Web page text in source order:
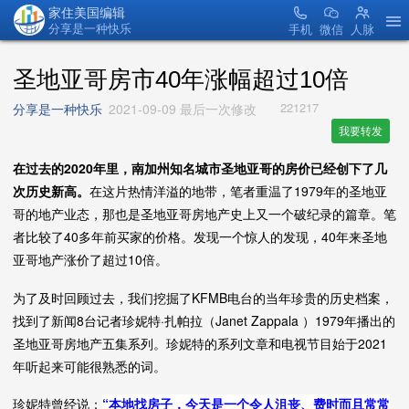
家住美国编辑
分享是一种快乐 手机 微信 人脉
圣地亚哥房市40年涨幅超过10倍
分享是一种快乐 2021-09-09 最后一次修改 221217
我要转发
在过去的2020年里，南加州知名城市圣地亚哥的房价已经创下了几
次历史新高。 在这片热情洋溢的地带，笔者重温了1979年的圣地亚
哥的地产业态，那也是圣地亚哥房地产史上又一个破纪录的篇章。笔
者比较了40多年前买家的价格。发现一个惊人的发现，40年来圣地
亚哥地产涨价了超过10倍。
为了及时回顾过去，我们挖掘了KFMB电台的当年珍贵的历史档案，
找到了新闻8台记者珍妮特·扎帕拉（Janet Zappala ）1979年播出的
圣地亚哥房地产五集系列。珍妮特的系列文章和电视节目始于2021
年听起来可能很熟悉的词。
珍妮特曾经说： “本地找房子，今天是一个令人沮丧、费时而且常常